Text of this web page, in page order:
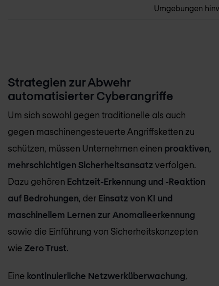
Umgebungen
Strategien zur Abwehr
automatisierter Cyberangriffe
Um sich sowohl gegen traditionelle als auch
gegen maschinengesteuerte Angriffsketten zu
schützen, müssen Unternehmen einen proaktiven,
mehrschichtigen Sicherheitsansatz verfolgen.
Dazu gehören Echtzeit-Erkennung und -Reaktion
auf Bedrohungen, der Einsatz von KI und
maschinellem Lernen zur Anomalieerkennung
sowie die Einführung von Sicherheitskonzepten
wie Zero Trust.
Eine kontinuierliche Netzwerküberwachung,